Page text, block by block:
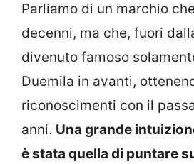
Parliamo di un marchio
decenni, ma che, fuori
divenuto famoso
Duemila in avanti,
riconoscimenti con il
anni. Una grande
è stata quella di puntare